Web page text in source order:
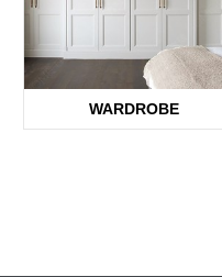
WARDROBE